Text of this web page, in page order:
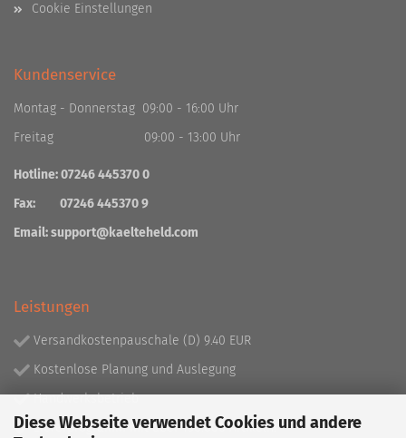
Diese Webseite verwendet Cookies und andere
Cookie Einstellungen
Kundenservice
Montag - Donnerstag 09:00 - 16:00 Uhr
Freitag 09:00 - 13:00 Uhr
Hotline: 07246 445370 0
Fax: 07246 445370 9
Email:support@kaelteheld.com
Leistungen
Versandkostenpauschale (D) 9.40 EUR
Kostenlose Planung und Auslegung
Handwerksbetrieb
Lieferprogramm mit über 130.000 Artikeln!